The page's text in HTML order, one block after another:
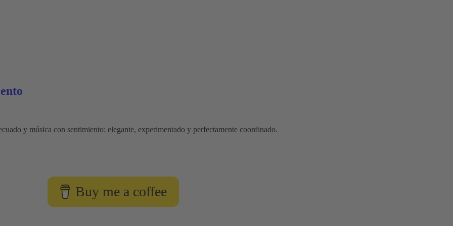
y música con sentimiento: elegante, experimentado y perfectamente coordinado.
Buy me a coffee